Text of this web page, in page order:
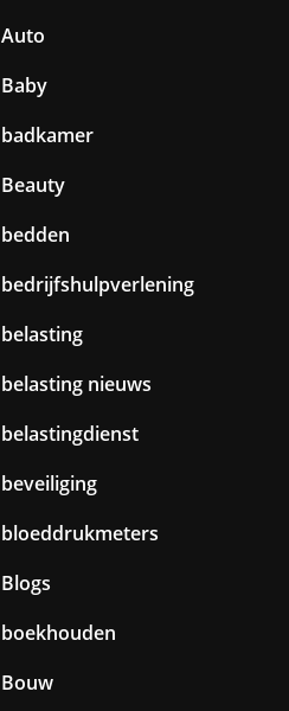
Auto
Baby
badkamer
Beauty
bedden
bedrijfshulpverlening
belasting
belasting nieuws
belastingdienst
beveiliging
bloeddrukmeters
Blogs
boekhouden
Bouw